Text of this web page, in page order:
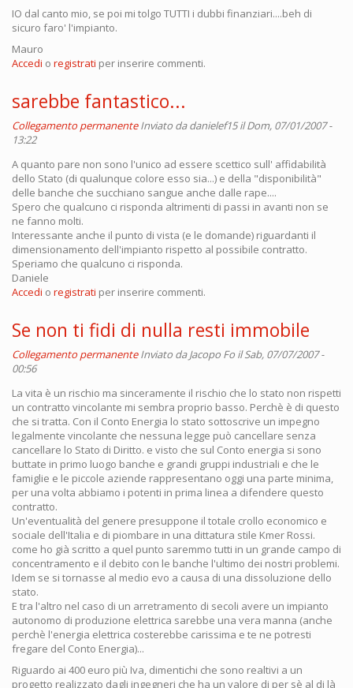
IO dal canto mio, se poi mi tolgo TUTTI i dubbi finanziari....beh di
sicuro faro' l'impianto.
Mauro
Accedi o registrati per inserire commenti.
sarebbe fantastico...
Collegamento permanente Inviato dadanielef15il Dom, 07/01/2007 -
13:22
A quanto pare non sono l'unico ad essere scettico sull' affidabilità
dello Stato (di qualunque colore esso sia...) e della "disponibilità"
delle banche che succhiano sangue anche dalle rape....
Spero che qualcuno ci risponda altrimenti di passi in avanti non se
ne fanno molti.
Interessante anche il punto di vista (e le domande) riguardanti il
dimensionamento dell'impianto rispetto al possibile contratto.
Speriamo che qualcuno ci risponda.
Daniele
Accedi o registrati per inserire commenti.
Se non ti fidi di nulla resti immobile
Collegamento permanente Inviato daJacopo Fo il Sab, 07/07/2007 -
00:56
La vita è un rischio ma sinceramente il rischio che lo stato non rispetti
un contratto vincolante mi sembra proprio basso. Perchè è di questo
che si tratta. Con il Conto Energia lo stato sottoscrive un impegno
legalmente vincolante che nessuna legge può cancellare senza
cancellare lo Stato di Diritto. e visto che sul Conto energia si sono
buttate in primo luogo banche e grandi gruppi industriali e che le
famiglie e le piccole aziende rappresentano oggi una parte minima,
per una volta abbiamo i potenti in prima linea a difendere questo
contratto.
Un'eventualità del genere presuppone il totale crollo economico e
sociale dell'Italia e di piombare in una dittatura stile Kmer Rossi.
come ho già scritto a quel punto saremmo tutti in un grande campo di
concentramento e il debito con le banche l'ultimo dei nostri problemi.
Idem se si tornasse al medio evo a causa di una dissoluzione dello
stato.
E tra l'altro nel caso di un arretramento di secoli avere un impianto
autonomo di produzione elettrica sarebbe una vera manna (anche
perchè l'energia elettrica costerebbe carissima e te ne potresti
fregare del Conto Energia)...
Riguardo ai 400 euro più Iva, dimentichi che sono realtivi a un
progetto realizzato dagli ingegneri che ha un valore di per sè al di là